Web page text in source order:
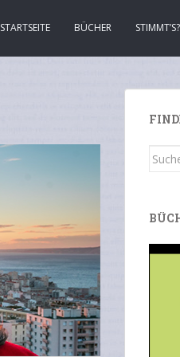
STARTSEITE BÜCHER STIMMT’S?